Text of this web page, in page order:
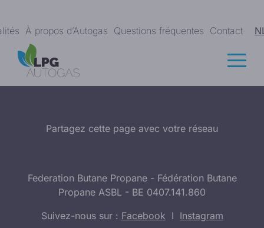
À propos d’Autogas Questions fréquentes Contact
Partagez cette page avec votre réseau
Federation Butane Propane - Fédération Butane
Propane ASBL - BE 0407.141.860
Suivez-nous sur : Facebook I Instagram